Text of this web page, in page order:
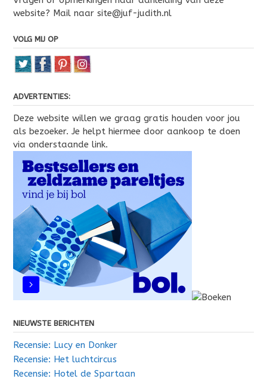
website? Mail naar site@juf-judith.nl
VOLG MIJ OP
ADVERTENTIES:
Deze website willen we graag gratis houden voor jou
als bezoeker. Je helpt hiermee door aankoop te doen
via onderstaande link.
NIEUWSTE BERICHTEN
Recensie: Lucy en Donker
Recensie: Het luchtcircus
Recensie: Hotel de Spartaan